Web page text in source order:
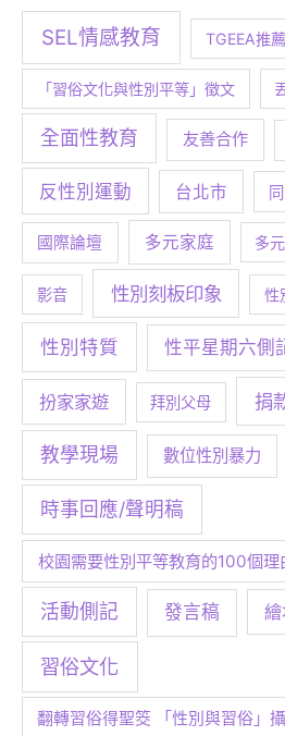
SEL情感教育 TGEEA推薦
「習俗文化與性別平等」徵文
全面性教育 友善合作
反性別運動 台北市
國際論壇 多元家庭 多
影音 性別刻板印象 性
性別特質 性平星期六側
扮家家遊 拜別父母 捐
教學現場 數位性別暴力
時事回應/聲明稿
校園需要性別平等教育的100個理
活動側記 發言稿
習俗文化
翻轉習俗得聖筊 「性別與習俗」